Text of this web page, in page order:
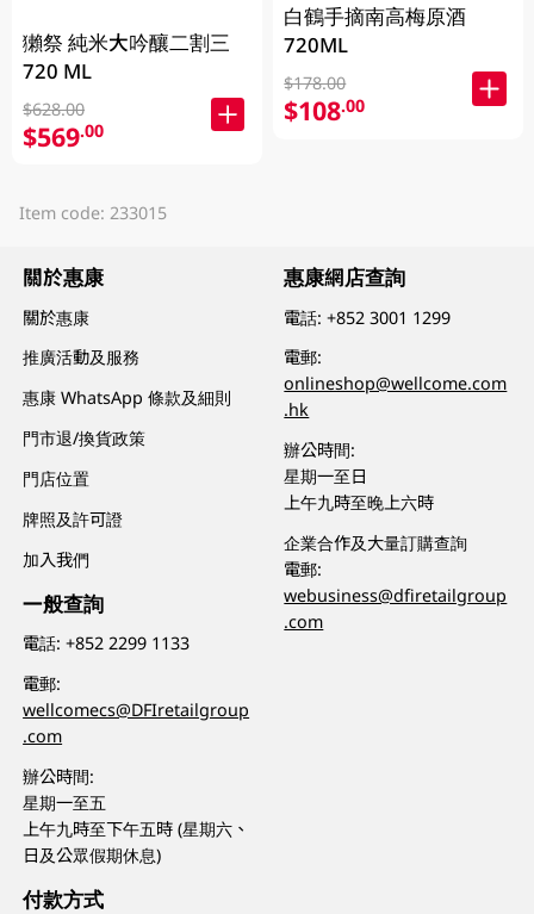
獺祭 純米大吟釀二割三
720 ML
$628.00
$569.00
白鶴手摘南高梅原酒
720ML
$178.00
$108.00
Item code: 233015
關於惠康
關於惠康
推廣活動及服務
惠康 WhatsApp 條款及細則
門市退/換貨政策
門店位置
牌照及許可證
加入我們
一般查詢
電話:+852 2299 1133
電郵:
wellcomecs@DFIretailgroup
.com
辦公時間:
星期一至五
上午九時至下午五時 (星期六、
日及公眾假期休息)
惠康網店查詢
電話:+852 3001 1299
電郵:
onlineshop@wellcome.com
.hk
辦公時間:
星期一至日
上午九時至晚上六時
企業合作及大量訂購查詢
電郵:
webusiness@dfiretailgroup
.com
付款方式